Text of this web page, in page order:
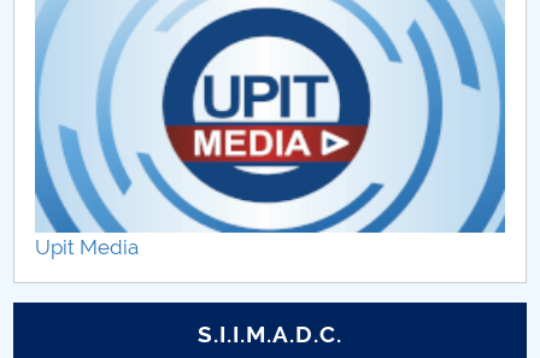
Regulamente
Proceduri
Rapoarte de calitate
Evaluari cadre didactice
Upit Media
S.I.I.M.A.D.C.